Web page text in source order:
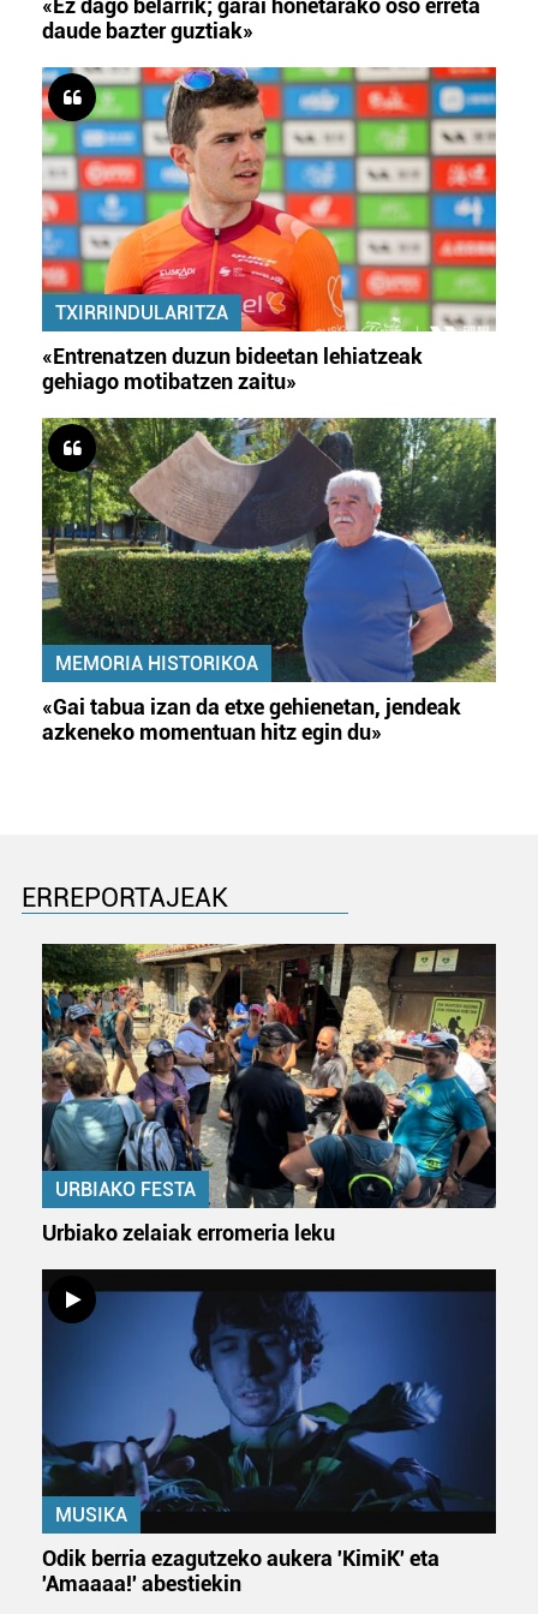
«Ez dago belarrik; garai honetarako oso erreta
daude bazter guztiak»
TXIRRINDULARITZA
«Entrenatzen duzun bideetan lehiatzeak
gehiago motibatzen zaitu»
MEMORIA HISTORIKOA
«Gai tabua izan da etxe gehienetan, jendeak
azkeneko momentuan hitz egin du»
ERREPORTAJEAK
URBIAKO FESTA
Urbiako zelaiak erromeria leku
MUSIKA
Odik berria ezagutzeko aukera 'KimiK' eta
'Amaaaa!' abestiekin